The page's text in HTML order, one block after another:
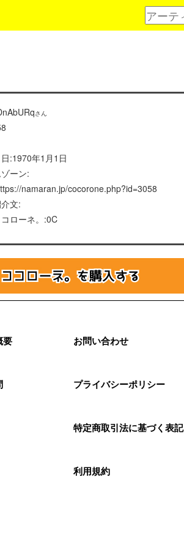
さん
:1970年1月1日
ーン:
namaran.jp/cocorone.php?id=3058
文:
ローネ。:0C
要 お問い合わせ
プライバシーポリシー
特定商取引法に基づく表記
利用規約